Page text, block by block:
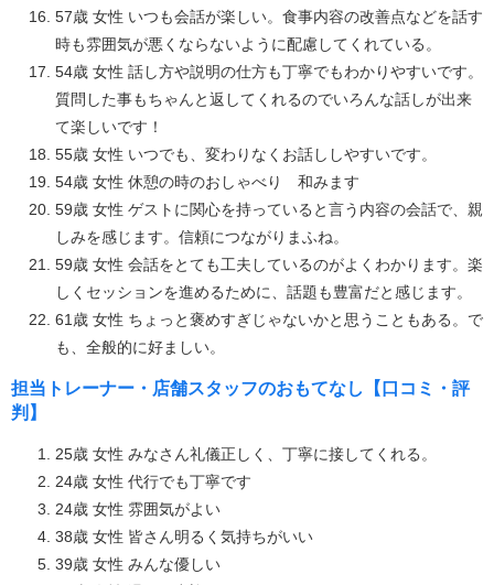
57歳 女性 いつも会話が楽しい。食事内容の改善点などを話す
時も雰囲気が悪くならないように配慮してくれている。
54歳 女性 話し方や説明の仕方も丁寧でもわかりやすいです。
質問した事もちゃんと返してくれるのでいろんな話しが出来
て楽しいです！
55歳 女性 いつでも、変わりなくお話ししやすいです。
54歳 女性 休憩の時のおしゃべり 和みます
59歳 女性 ゲストに関心を持っていると言う内容の会話で、親
しみを感じます。信頼につながりまふね。
59歳 女性 会話をとても工夫しているのがよくわかります。楽
しくセッションを進めるために、話題も豊富だと感じます。
61歳 女性 ちょっと褒めすぎじゃないかと思うこともある。で
も、全般的に好ましい。
担当トレーナー・店舗スタッフのおもてなし【口コミ・評
判】
25歳 女性 みなさん礼儀正しく、丁寧に接してくれる。
24歳 女性 代行でも丁寧です
24歳 女性 雰囲気がよい
38歳 女性 皆さん明るく気持ちがいい
39歳 女性 みんな優しい